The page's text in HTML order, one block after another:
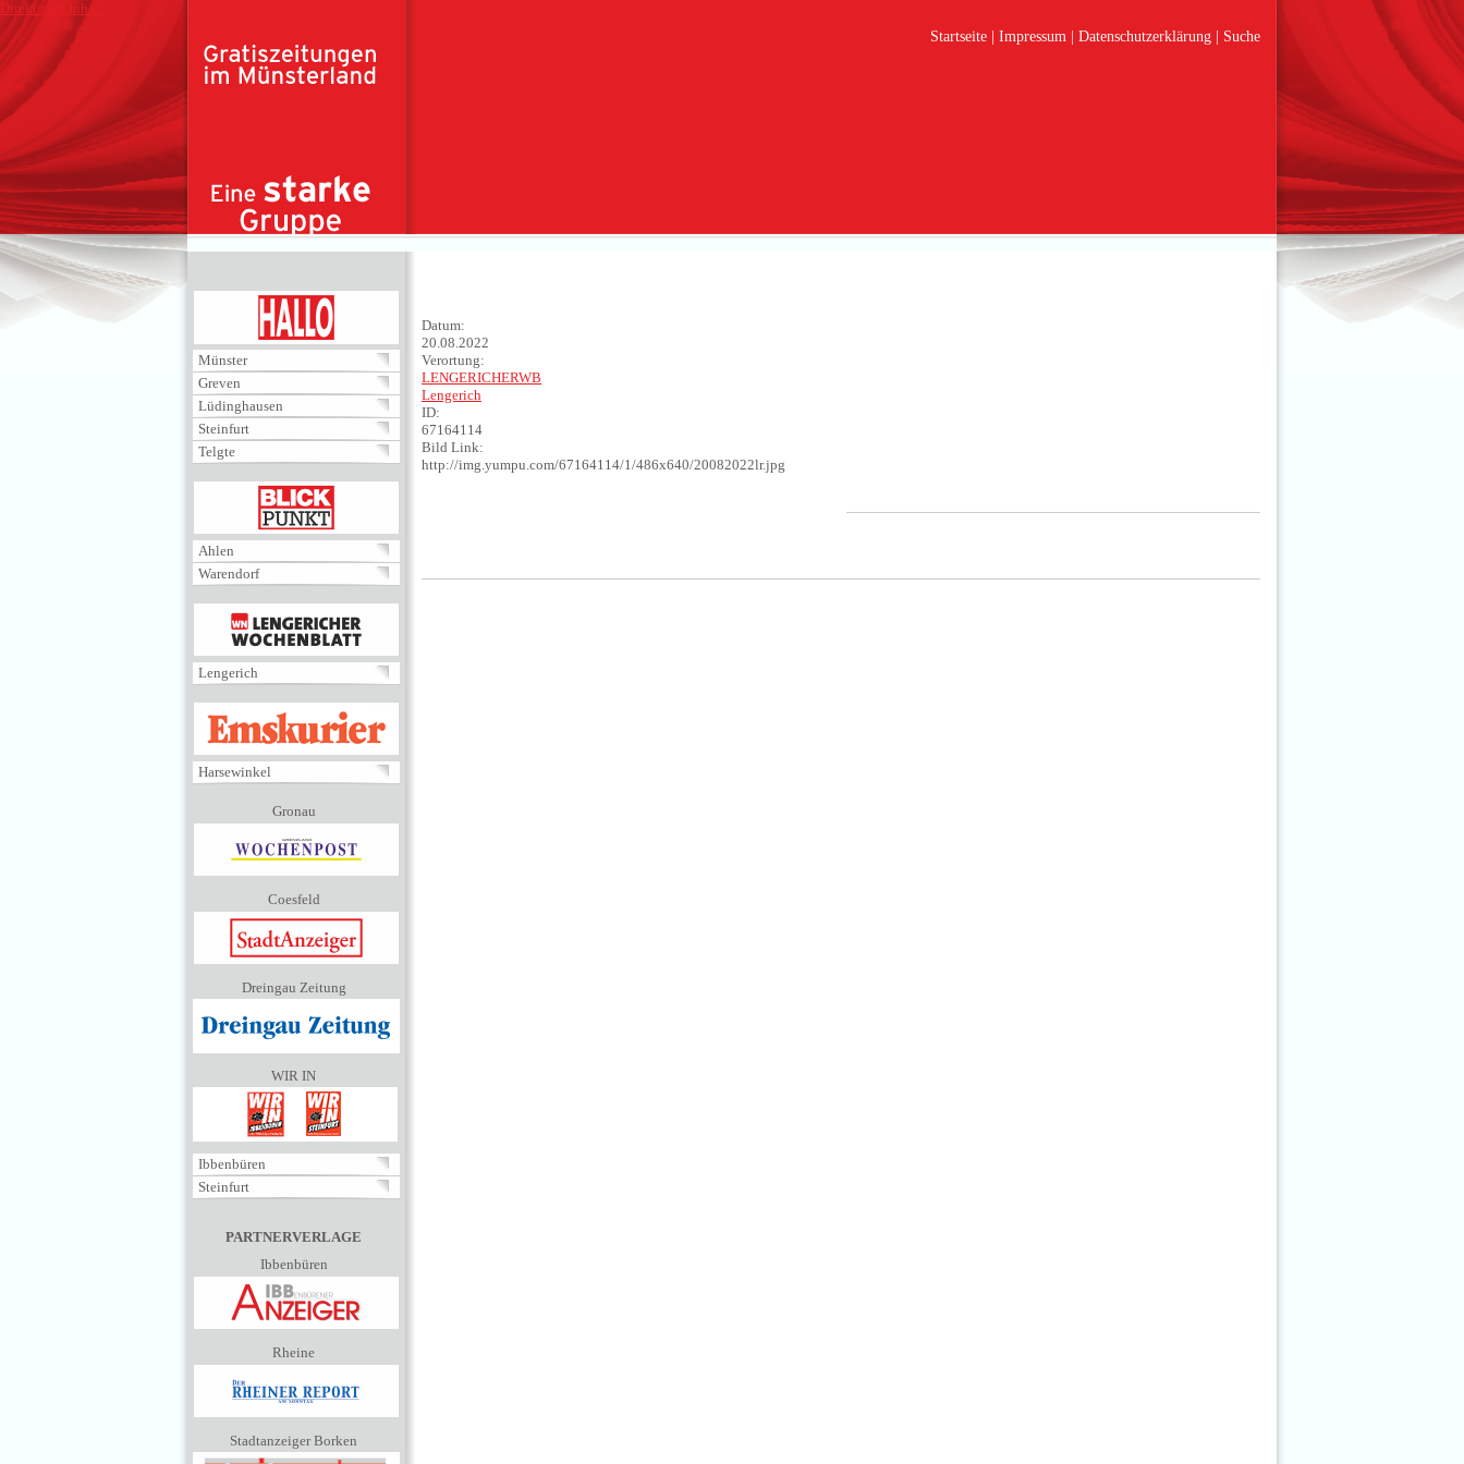
Direkt zum Inhalt
Startseite
Impressum Datenschutzerklärung Suche
Münster
Greven
Lüdinghausen
Steinfurt
Telgte
BLICKPUNKT
Ahlen
Warendorf
MENÜ
Lengerich
EMSKURIER
Harsewinkel
Gronau
Coesfeld
Dreingau Zeitung
WIR IN
Ibbenbüren
Steinfurt
PARTNERVERLAGE
Ibbenbüren
Rheine
Stadtanzeiger Borken
Datum:
20.08.2022
Verortung:
LENGERICHERWB
Lengerich
ID:
67164114
Bild Link:
http://img.yumpu.com/67164114/1/486x640/20082022lr.jpg